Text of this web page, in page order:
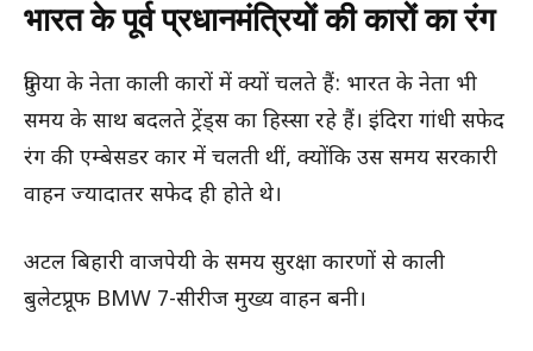
भारत के पूर्व प्रधानमंत्रियों की कारों का रंग
दुनिया के नेता काली कारों में क्यों चलते हैं: भारत के नेता भी
समय के साथ बदलते ट्रेंड्स का हिस्सा रहे हैं। इंदिरा गांधी सफेद
रंग की एम्बेसडर कार में चलती थीं, क्योंकि उस समय सरकारी
वाहन ज्यादातर सफेद ही होते थे।
अटल बिहारी वाजपेयी के समय सुरक्षा कारणों से काली
बुलेटप्रूफ BMW 7-सीरीज मुख्य वाहन बनी।